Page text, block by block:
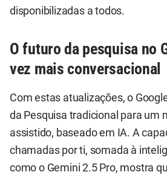
disponibilizadas a todos.
O futuro da pesquisa no
vez mais conversacional
Com estas atualizações, o
da Pesquisa tradicional para um
assistido, baseado em IA. A
chamadas por ti, somada à
como o Gemini 2.5 Pro, mostra